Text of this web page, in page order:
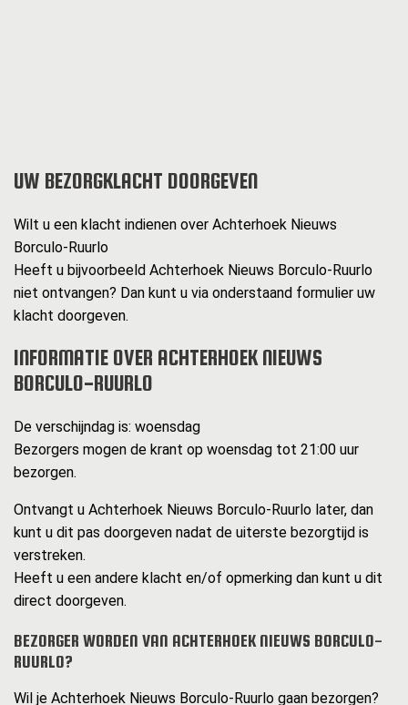
UW BEZORGKLACHT DOORGEVEN
Wilt u een klacht indienen over Achterhoek Nieuws
Borculo-Ruurlo
Heeft u bijvoorbeeld Achterhoek Nieuws Borculo-Ruurlo
niet ontvangen? Dan kunt u via onderstaand formulier uw
klacht doorgeven.
INFORMATIE OVER ACHTERHOEK NIEUWS
BORCULO-RUURLO
De verschijndag is: woensdag
Bezorgers mogen de krant op woensdag tot 21:00 uur
bezorgen.
Ontvangt u Achterhoek Nieuws Borculo-Ruurlo later, dan
kunt u dit pas doorgeven nadat de uiterste bezorgtijd is
verstreken.
Heeft u een andere klacht en/of opmerking dan kunt u dit
direct doorgeven.
BEZORGER WORDEN VAN ACHTERHOEK NIEUWS BORCULO-
RUURLO?
Wil je Achterhoek Nieuws Borculo-Ruurlo gaan bezorgen?